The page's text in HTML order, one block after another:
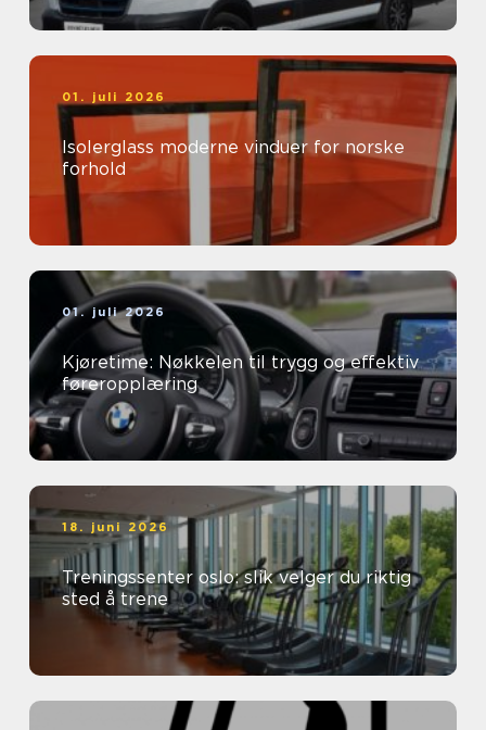
01. juli 2026
Isolerglass moderne vinduer for norske
forhold
01. juli 2026
Kjøretime: Nøkkelen til trygg og effektiv
føreropplæring
18. juni 2026
Treningssenter oslo: slik velger du riktig
sted å trene